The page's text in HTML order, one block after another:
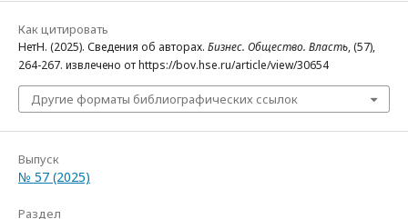
Как цитировать
НетН. (2025). Сведения об авторах. Бизнес. Общество. Власть, (57),
264-267. извлечено от https://bov.hse.ru/article/view/30654
Другие форматы библиографических ссылок
Выпуск
№ 57 (2025)
Раздел